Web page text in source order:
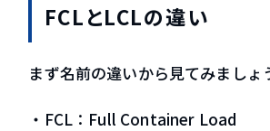
FCLとLCLの違い
まず名前の違いから見てみましょ
・FCL：Full Container Load